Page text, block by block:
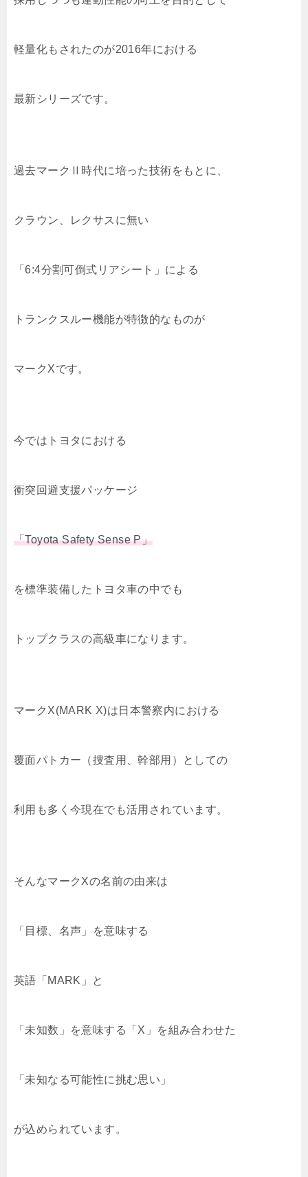
軽量化もされたのが2016年における
最新シリーズです。
過去マークⅡ時代に培った技術をもとに、
クラウン、レクサスに無い
「6:4分割可倒式リアシート」による
トランクスルー機能が特徴的なものが
マークXです。
今ではトヨタにおける
衝突回避支援パッケージ
「Toyota Safety Sense P」
を標準装備したトヨタ車の中でも
トップクラスの高級車になります。
マークX(MARK X)は日本警察内における
覆面パトカー（捜査用、幹部用）としての
利用も多く今現在でも活用されています。
そんなマークXの名前の由来は
「目標、名声」を意味する
英語「MARK」と
「未知数」を意味する「X」を組み合わせた
「未知なる可能性に挑む思い」
が込められています。